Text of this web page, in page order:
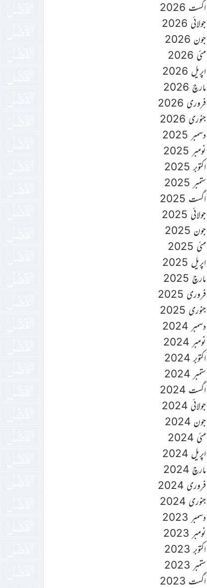
اگست 2026
جولائی 2026
جون 2026
مئی 2026
اپریل 2026
مارچ 2026
فروری 2026
جنوری 2026
دسمبر 2025
نومبر 2025
اکتوبر 2025
ستمبر 2025
اگست 2025
جولائی 2025
جون 2025
مئی 2025
اپریل 2025
مارچ 2025
فروری 2025
جنوری 2025
دسمبر 2024
نومبر 2024
اکتوبر 2024
ستمبر 2024
اگست 2024
جولائی 2024
جون 2024
مئی 2024
اپریل 2024
مارچ 2024
فروری 2024
جنوری 2024
دسمبر 2023
نومبر 2023
اکتوبر 2023
ستمبر 2023
اگست 2023